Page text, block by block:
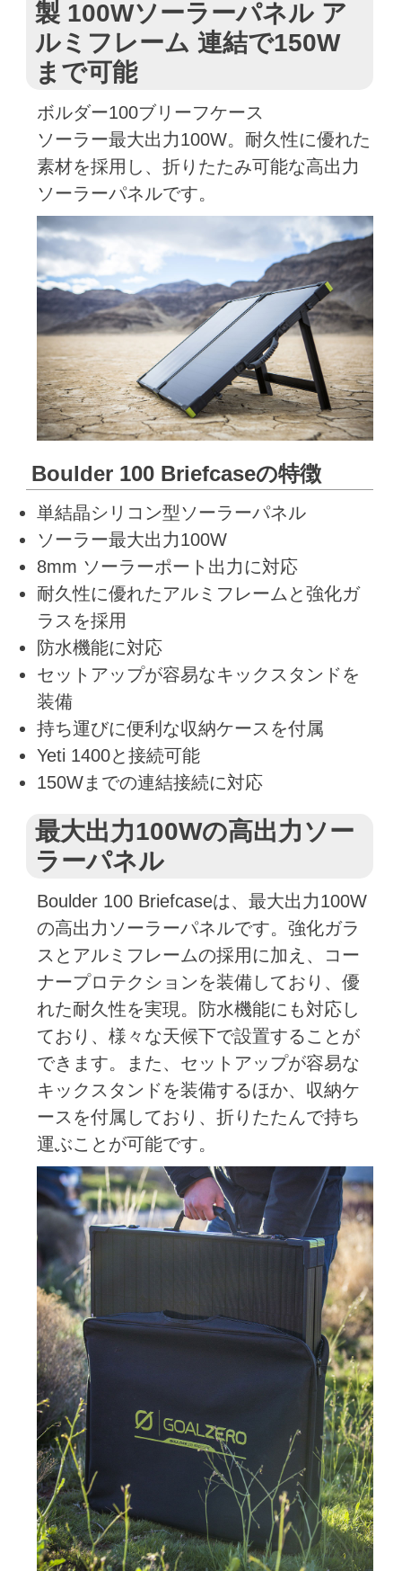
製 100Wソーラーパネル ア
ルミフレーム 連結で150W
まで可能
ボルダー100ブリーフケース
ソーラー最大出力100W。耐久性に優れた
素材を採用し、折りたたみ可能な高出力
ソーラーパネルです。
Boulder 100 Briefcaseの特徴
単結晶シリコン型ソーラーパネル
ソーラー最大出力100W
8mm ソーラーポート出力に対応
耐久性に優れたアルミフレームと強化ガ
ラスを採用
防水機能に対応
セットアップが容易なキックスタンドを
装備
持ち運びに便利な収納ケースを付属
Yeti 1400と接続可能
150Wまでの連結接続に対応
最大出力100Wの高出力ソー
ラーパネル
Boulder 100 Briefcaseは、最大出力100W
の高出力ソーラーパネルです。強化ガラ
スとアルミフレームの採用に加え、コー
ナープロテクションを装備しており、優
れた耐久性を実現。防水機能にも対応し
ており、様々な天候下で設置することが
できます。また、セットアップが容易な
キックスタンドを装備するほか、収納ケ
ースを付属しており、折りたたんで持ち
運ぶことが可能です。